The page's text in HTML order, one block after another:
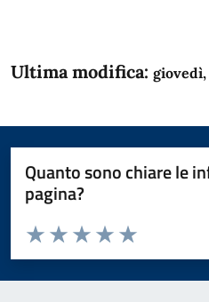
Ultima modifica: giovedì,
Quanto sono chiare le
pagina?
Domanda
Valuta da 1 a 5 stelle la pagina
Valuta 5 stelle
Valuta 4 stelle su 5
Valuta 3 stelle su 5
Valuta 2 stelle su 5
Valuta 1 stelle su 5